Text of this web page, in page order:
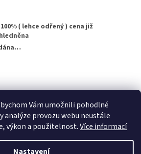
Vám umožnili pohodlné
analýze provozu webu neustále
výkon a použitelnost.Více informací
Nastavení
100% ( lehce odřený ) cena již